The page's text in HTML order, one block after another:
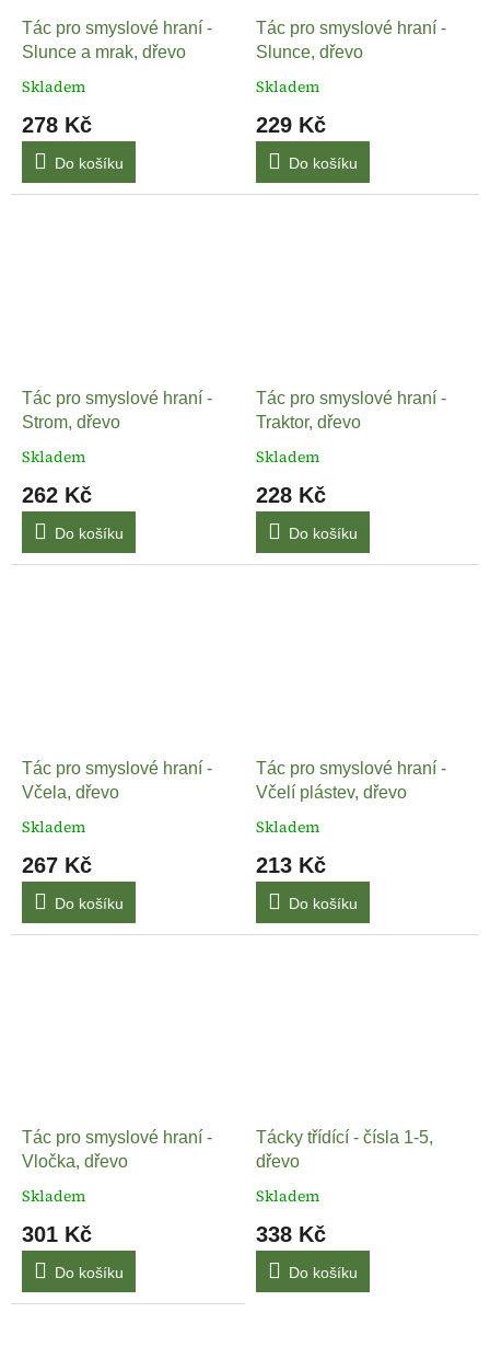
Tác pro smyslové hraní -
Slunce a mrak, dřevo
Skladem
278 Kč
Do košíku
Tác pro smyslové hraní -
Slunce, dřevo
Skladem
229 Kč
Do košíku
Tác pro smyslové hraní -
Strom, dřevo
Skladem
262 Kč
Do košíku
Tác pro smyslové hraní -
Traktor, dřevo
Skladem
228 Kč
Do košíku
Tác pro smyslové hraní -
Včela, dřevo
Skladem
267 Kč
Do košíku
Tác pro smyslové hraní -
Včelí plástev, dřevo
Skladem
213 Kč
Do košíku
Tác pro smyslové hraní -
Vločka, dřevo
Skladem
301 Kč
Do košíku
Tácky třídící - čísla 1-5,
dřevo
Skladem
338 Kč
Do košíku